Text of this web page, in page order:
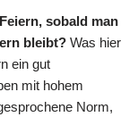
sobald man
bleibt? Was hier
ein gut
mit hohem
Norm,